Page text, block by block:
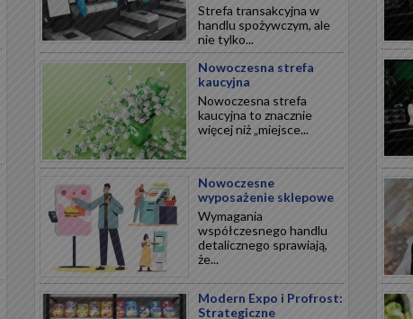
Strefa transakcyjna w
handlu spożywczym, ale
nie tylko...
Nowoczesna strefa
kaucyjna
Nowoczesna strefa
kaucyjna to znacznie
więcej niż „miejsce...
Nowoczesne
wyposażenie sklepowe
Wymagania
współczesnego handlu
detalicznego sprawiają,
że...
Modern Expo i Profrost:
Strategiczne